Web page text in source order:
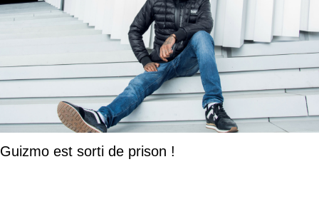
Guizmo est sorti de prison !